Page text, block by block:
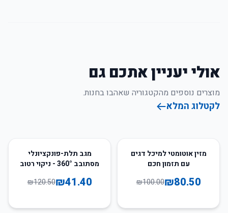
אולי יעניין אתכם גם
מוצרים נוספים מהקטגוריה שאהבו בחנות.
לקטלוג המלא
20
מזין אוטומטי למיכל דגים
עם תזמון חכם
₪80.50
₪100.00
66מגב תלת-פונקציונלי
מסתובב 360° - ניקוי רטוב
₪41.40
₪120.50